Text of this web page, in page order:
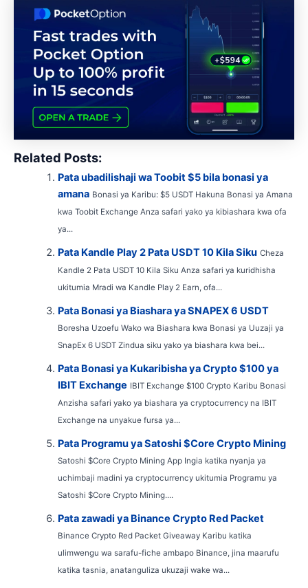
Related Posts:
Pata ubadilishaji wa Toobit $5 bila bonasi ya
amana Bonasi ya Karibu: $5 USDT Hakuna Bonasi ya Amana
kwa Toobit Exchange Anza safari yako ya kibiashara kwa ofa
ya...
Pata Kandle Play 2 Pata USDT 10 Kila Siku Cheza
Kandle 2 Pata USDT 10 Kila Siku Anza safari ya kuridhisha
ukitumia Mradi wa Kandle Play 2 Earn, ofa...
Pata Bonasi ya Biashara ya SNAPEX 6 USDT
Boresha Uzoefu Wako wa Biashara kwa Bonasi ya Uuzaji ya
SnapEx 6 USDT Zindua siku yako ya biashara kwa bei...
Pata Bonasi ya Kukaribisha ya Crypto $100 ya
IBIT Exchange IBIT Exchange $100 Crypto Karibu Bonasi
Anzisha safari yako ya biashara ya cryptocurrency na IBIT
Exchange na unyakue fursa ya...
Pata Programu ya Satoshi $Core Crypto Mining
Satoshi $Core Crypto Mining App Ingia katika nyanja ya
uchimbaji madini ya cryptocurrency ukitumia Programu ya
Satoshi $Core Crypto Mining....
Pata zawadi ya Binance Crypto Red Packet
Binance Crypto Red Packet Giveaway Karibu katika
ulimwengu wa sarafu-fiche ambapo Binance, jina maarufu
katika tasnia, anatanguliza ukuzaji wake wa...